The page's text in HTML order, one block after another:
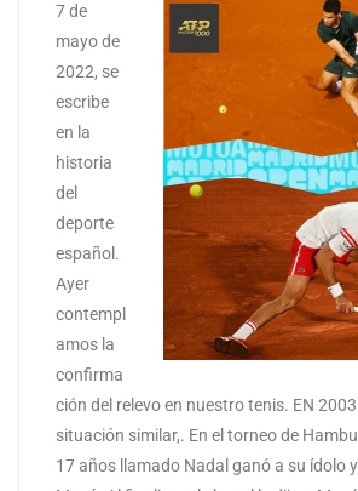
7 de
mayo de
2022, se
escribe
en la
historia
del
deporte
español.
Ayer
contempl
amos la
confirma
ción del relevo en nuestro tenis. EN
situación similar,. En el torneo de
17 años llamado Nadal ganó a su ídolo